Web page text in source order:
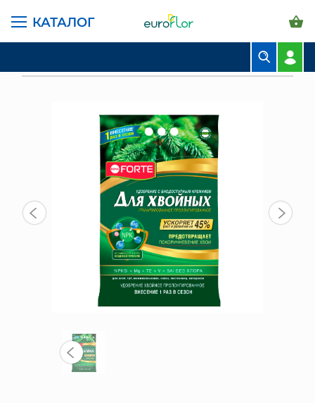
КАТАЛОГ
ЦВЕТЫ В ПАЧКАХ
СВАДЕБНАЯ ФЛОРИСТИКА
КОМНАТНЫЕ РАСТЕНИЯ
ГОРШКИ И КАШПО
ГРУНТЫ И УДОБРЕНИЯ
ПРЕДМЕТЫ ИНТЕРЬЕРА
ВАЗЫ
ГЛАВНАЯ СТРАНИЦА КАТАЛОГ
ГРУНТЫ И УДОБРЕНИЯ